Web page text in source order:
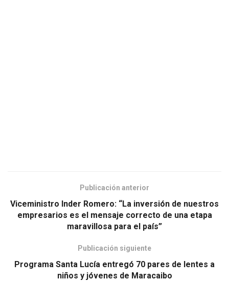
Publicación anterior
Viceministro Inder Romero: “La inversión de nuestros
empresarios es el mensaje correcto de una etapa
maravillosa para el país”
Publicación siguiente
Programa Santa Lucía entregó 70 pares de lentes a
niños y jóvenes de Maracaibo